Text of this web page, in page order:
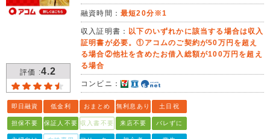
評価 :4.2
融資時間： 最短20分※1
収入証明書： 以下のいずれかに該当する場合は収入
証明書が必要。①アコムのご契約が50万円を超え
る場合②他社を含めたお借入総額が100万円を超え
る場合
コンビニ：
即日融資 低金利 おまとめ 無利息あり 土日祝
担保不要 保証人不要 収入書不要 来店不要 バレずに